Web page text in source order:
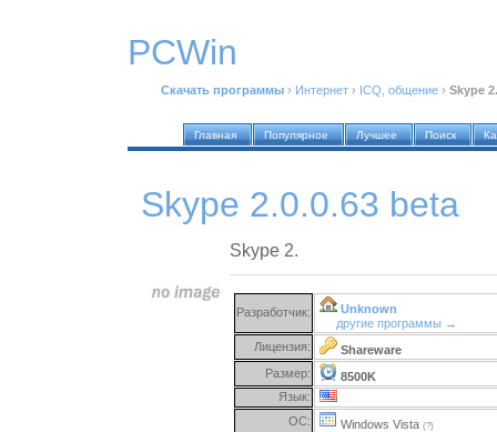
PCWin
Скачать программы › Интернет › ICQ, общение › Skype
Главная Популярное Лучшее Поиск
Skype 2.0.0.63 beta
Skype 2.
Разработчик:
Unknown
другие программы →
Лицензия:
Shareware
Размер:
8500K
Язык:
ОС:
Windows Vista (?)